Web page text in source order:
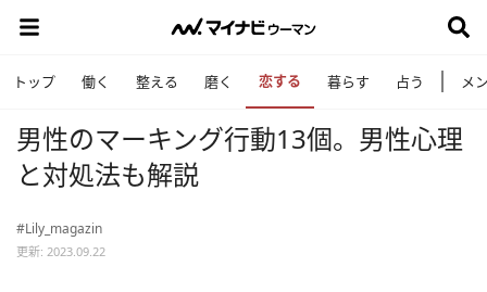
トップ 働く 整える 磨く 恋する 暮らす 占う メ
男性のマーキング行動13個。男性心理
と対処法も解説
#Lily_magazin
更新: 2023.09.22